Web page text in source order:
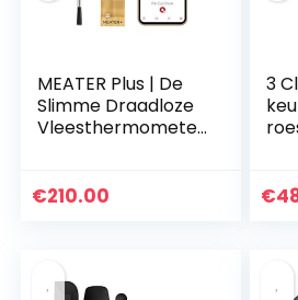
MEATER Plus | De
Slimme Draadloze
Vleesthermometer
Oven, Gril, Keuken,
€210.00
3
€